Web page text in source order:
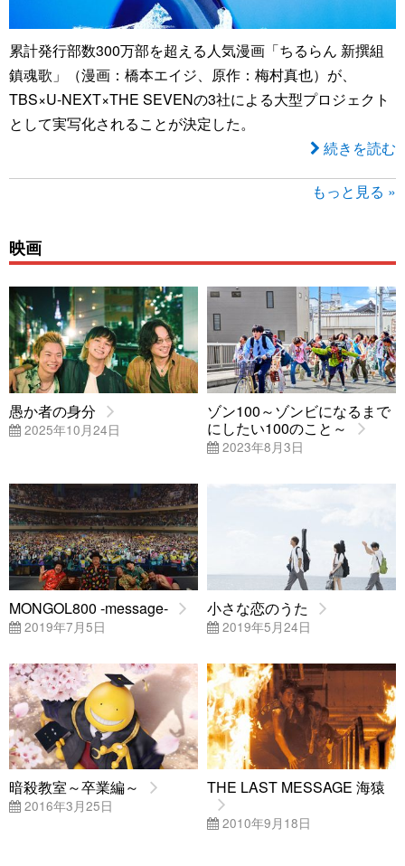
累計発行部数300万部を超える人気漫画「ちるらん 新撰組
鎮魂歌」（漫画：橋本エイジ、原作：梅村真也）が、
TBS×U-NEXT×THE SEVENの3社による大型プロジェクト
として実写化されることが決定した。
続きを読む
もっと見る »
映画
愚か者の身分
2025年10月24日
ゾン100～ゾンビになるまで
にしたい100のこと～
2023年8月3日
MONGOL800 -message-
2019年7月5日
小さな恋のうた
2019年5月24日
暗殺教室～卒業編～
2016年3月25日
THE LAST MESSAGE 海猿
2010年9月18日